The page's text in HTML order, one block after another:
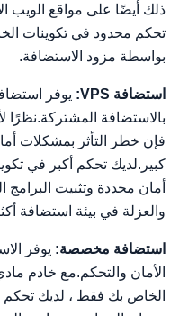
ذلك أيضًا على مواقع الويب
تحكم محدود في تكوينات
بواسطة مزود الاستضافة.
استضافة VPS:
بالاستضافة المشتركة.نظرًا
فإن خطر التأثر بمشكلات
كبير.لديك تحكم أكبر في
أمان محددة وتثبيت
والعزلة في بيئة استضافة
استضافة مخصصة: يوفر
الأمان والتحكم.مع خادم
الخاص بك فقط ، لديك تحكم